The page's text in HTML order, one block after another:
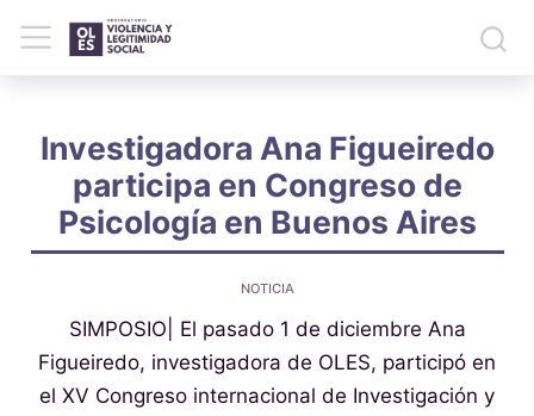
Investigadora Ana Figueiredo
participa en Congreso de
Psicología en Buenos Aires
NOTICIA
SIMPOSIO| El pasado 1 de diciembre Ana
Figueiredo, investigadora de OLES, participó en
el XV Congreso internacional de Investigación y